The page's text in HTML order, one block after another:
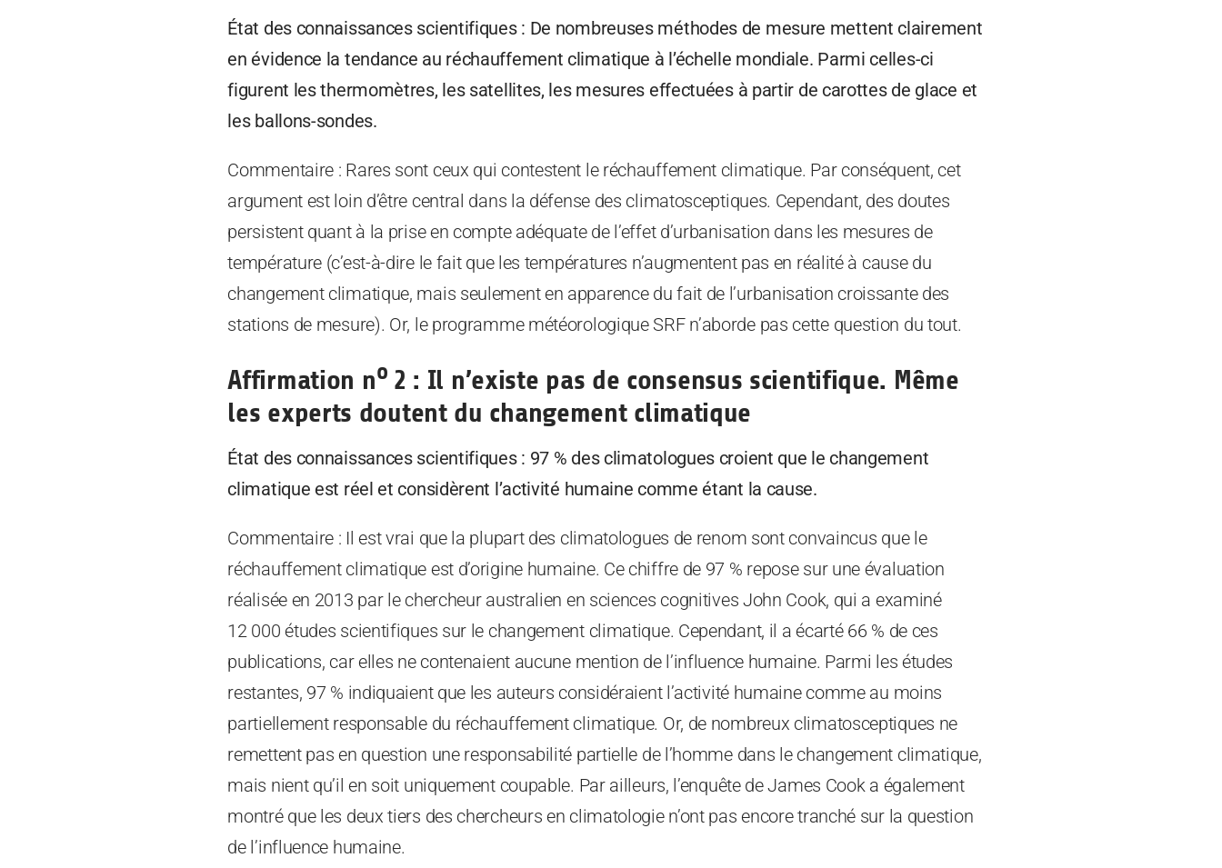
État des connaissances scientifiques : De nombreuses méthodes de mesure mettent clairement
en évidence la tendance au réchauffement climatique à l’échelle mondiale. Parmi celles-ci
figurent les thermomètres, les satellites, les mesures effectuées à partir de carottes de glace et
les ballons-sondes.
Commentaire : Rares sont ceux qui contestent le réchauffement climatique. Par conséquent, cet
argument est loin d’être central dans la défense des climatosceptiques. Cependant, des doutes
persistent quant à la prise en compte adéquate de l’effet d’urbanisation dans les mesures de
température (c’est-à-dire le fait que les températures n’augmentent pas en réalité à cause du
changement climatique, mais seulement en apparence du fait de l’urbanisation croissante des
stations de mesure). Or, le programme météorologique SRF n’aborde pas cette question du tout.
Affirmation no 2 : Il n’existe pas de consensus scientifique. Même
les experts doutent du changement climatique
État des connaissances scientifiques : 97 % des climatologues croient que le changement
climatique est réel et considèrent l’activité humaine comme étant la cause.
Commentaire : Il est vrai que la plupart des climatologues de renom sont convaincus que le
réchauffement climatique est d’origine humaine. Ce chiffre de 97 % repose sur une évaluation
réalisée en 2013 par le chercheur australien en sciences cognitives John Cook, qui a examiné
12 000 études scientifiques sur le changement climatique. Cependant, il a écarté 66 % de ces
publications, car elles ne contenaient aucune mention de l’influence humaine. Parmi les études
restantes, 97 % indiquaient que les auteurs considéraient l’activité humaine comme au moins
partiellement responsable du réchauffement climatique. Or, de nombreux climatosceptiques ne
remettent pas en question une responsabilité partielle de l’homme dans le changement climatique,
mais nient qu’il en soit uniquement coupable. Par ailleurs, l’enquête de James Cook a également
montré que les deux tiers des chercheurs en climatologie n’ont pas encore tranché sur la question
de l’influence humaine.